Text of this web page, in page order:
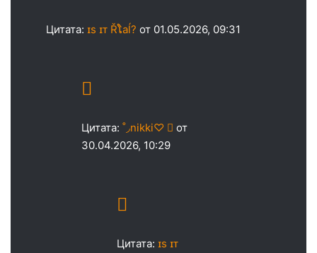
Цитата: ɪs ɪᴛ Řໂaĺ? от 01.05.2026, 09:31
Цитата: ˚◞nikki♡ ⃗ от
30.04.2026, 10:29
Цитата: ɪs ɪᴛ